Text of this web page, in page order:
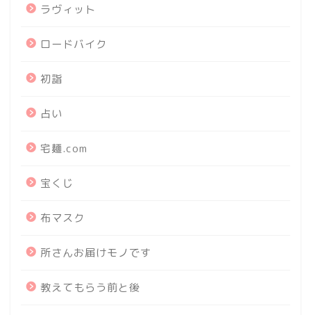
ラヴィット
ロードバイク
初詣
占い
宅麺.com
宝くじ
布マスク
所さんお届けモノです
教えてもらう前と後